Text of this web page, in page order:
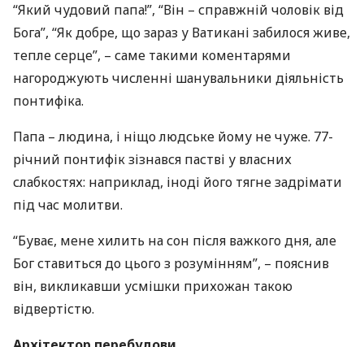
“Який чудовий папа!”, “Він – справжній чоловік від
Бога”, “Як добре, що зараз у Ватикані забилося живе,
тепле серце”, – саме такими коментарями
нагороджують численні шанувальники діяльність
понтифіка.
Папа – людина, і ніщо людське йому не чуже. 77-
річний понтифік зізнався пастві у власних
слабкостях: наприклад, іноді його тягне задрімати
під час молитви.
“Буває, мене хилить на сон після важкого дня, але
Бог ставиться до цього з розумінням”, – пояснив
він, викликавши усмішки прихожан такою
відвертістю.